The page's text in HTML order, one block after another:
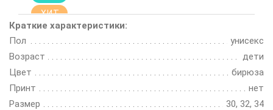
ХИТ
Краткие характеристики:
Пол
унисекс
Возраст
дети
Цвет
бирюза
Принт
нет
Размер
30, 32, 34